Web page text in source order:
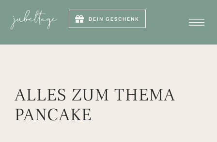
DEIN GESCHENK
ALLES ZUM THEMA
PANCAKE